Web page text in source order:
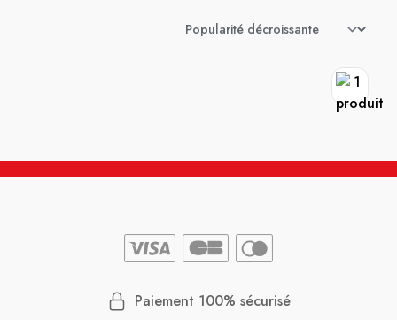
Paiement 100% sécurisé